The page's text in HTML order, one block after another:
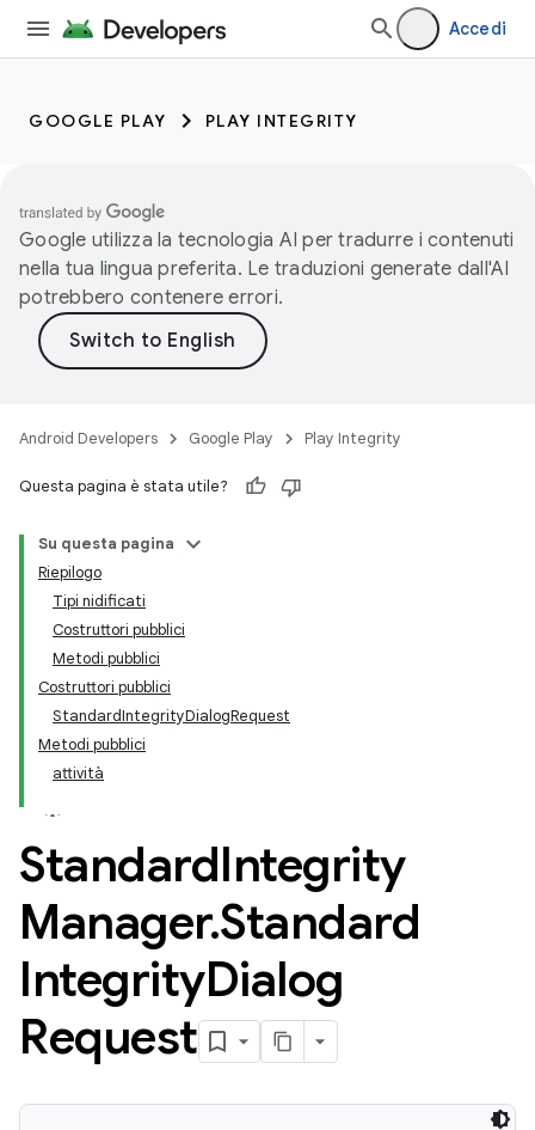
Accedi
GOOGLE PLAY PLAY INTEGRITY
Google utilizza la tecnologia AI per tradurre i contenuti
nella tua lingua preferita. Le traduzioni generate dall'AI
potrebbero contenere errori.
Android Developers Google Play Play Integrity
Questa pagina è stata utile?
Su questa pagina
Riepilogo
Tipi nidificati
Costruttori pubblici
Metodi pubblici
Costruttori pubblici
StandardIntegrityDialogRequest
Metodi pubblici
attività
StandardIntegrity
Manager.Standard
IntegrityDialog
Request